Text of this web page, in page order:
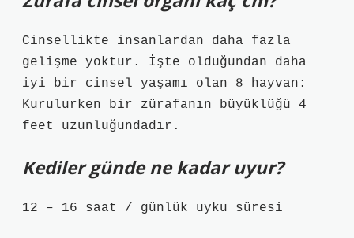
Cinsellikte insanlardan daha fazla
gelişme yoktur. İşte olduğundan daha
iyi bir cinsel yaşamı olan 8 hayvan:
Kurulurken bir zürafanın büyüklüğü 4
feet uzunluğundadır.
Kediler günde ne kadar uyur?
12 – 16 saat / günlük uyku süresi